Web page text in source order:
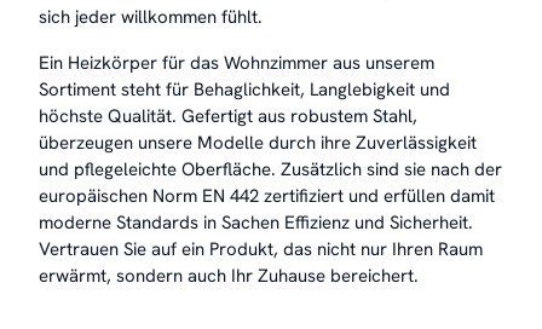
sich jeder willkommen fühlt.
Ein Heizkörper für das Wohnzimmer aus unserem
Sortiment steht für Behaglichkeit, Langlebigkeit und
höchste Qualität. Gefertigt aus robustem Stahl,
überzeugen unsere Modelle durch ihre Zuverlässigkeit
und pflegeleichte Oberfläche. Zusätzlich sind sie nach der
europäischen Norm EN 442 zertifiziert und erfüllen damit
moderne Standards in Sachen Effizienz und Sicherheit.
Vertrauen Sie auf ein Produkt, das nicht nur Ihren Raum
erwärmt, sondern auch Ihr Zuhause bereichert.